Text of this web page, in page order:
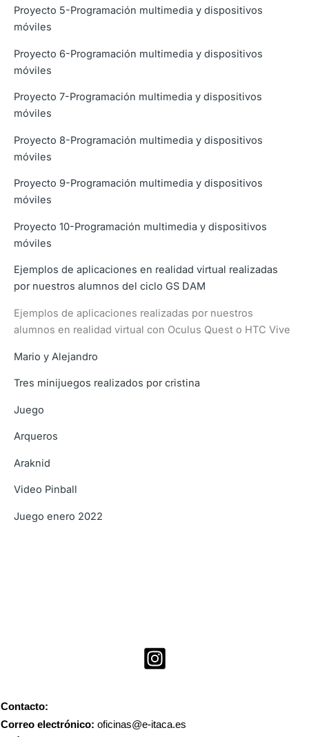
Proyecto 5-Programación multimedia y dispositivos
móviles
Proyecto 6-Programación multimedia y dispositivos
móviles
Proyecto 7-Programación multimedia y dispositivos
móviles
Proyecto 8-Programación multimedia y dispositivos
móviles
Proyecto 9-Programación multimedia y dispositivos
móviles
Proyecto 10-Programación multimedia y dispositivos
móviles
Ejemplos de aplicaciones en realidad virtual realizadas
por nuestros alumnos del ciclo GS DAM
Ejemplos de aplicaciones realizadas por nuestros
alumnos en realidad virtual con Oculus Quest o HTC Vive
Mario y Alejandro
Tres minijuegos realizados por cristina
Juego
Arqueros
Araknid
Video Pinball
Juego enero 2022
Contacto:
Correo electrónico: oficinas@e-itaca.es